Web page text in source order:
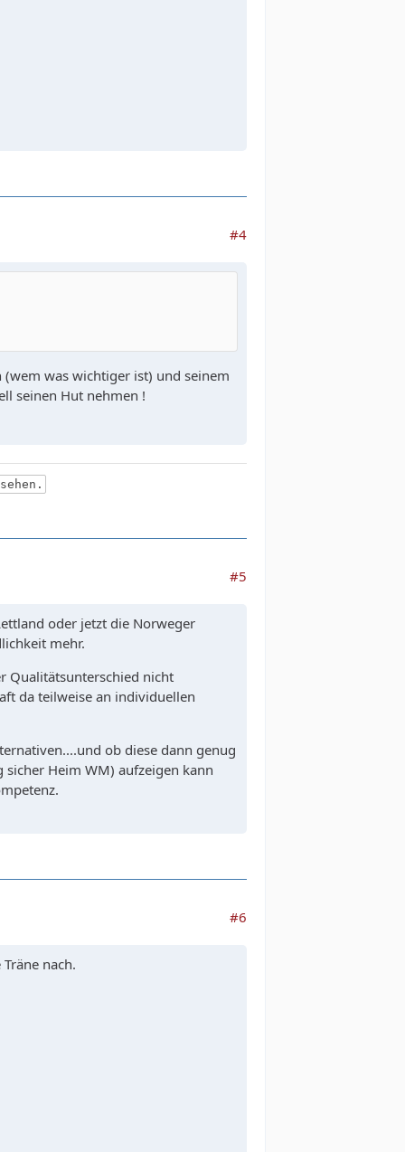
#4
(wem was wichtiger ist) und seinem
seinen Hut nehmen !
#5
oder jetzt die Norweger
mehr.
Qualitätsunterschied nicht
da teilweise an individuellen
ob diese dann genug
Heim WM) aufzeigen kann
#6
nach.